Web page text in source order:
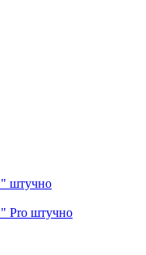
штучно
Pro штучно